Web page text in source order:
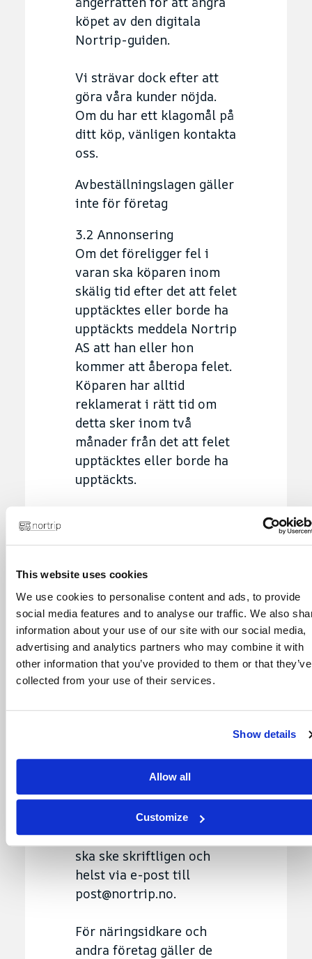
This website uses cookies
We use cookies to personalise content and ads, to provide
social media features and to analyse our traffic. We also
information about your use of our site with our social media,
advertising and analytics partners who may combine it with
other information that you’ve provided to them or that they’ve
collected from your use of their services.
Show details
Allow all
Customize
köpet av den digitala
Nortrip-guiden.
Vi strävar dock efter att
göra våra kunder nöjda.
Om du har ett klagomål på
ditt köp, vänligen kontakta
oss.
Avbeställningslagen gäller
inte för företag
3.2 Annonsering
Om det föreligger fel i
varan ska köparen inom
skälig tid efter det att felet
upptäcktes eller borde ha
upptäckts meddela Nortrip
AS att han eller hon
kommer att åberopa felet.
Köparen har alltid
reklamerat i rätt tid om
detta sker inom två
månader från det att felet
upptäcktes eller borde ha
upptäckts.
omständigheter på
köparens sida, får köparen
enligt reglerna i
Konsumentköplagen 6 kap,
beroende på
omständigheterna, behålla
köpeskillingen, välja
avtalet hävs och/eller
kräva skadestånd av
Nortrip AS.
Anmälan till Nortrip AS
ska ske skriftligen och
helst via e-post till
post@nortrip.no.
För näringsidkare och
andra företag gäller de